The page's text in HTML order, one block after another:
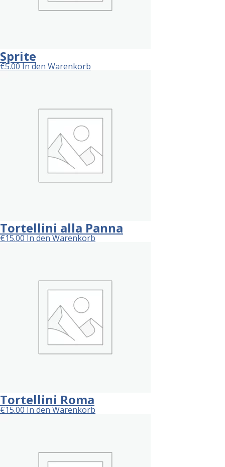
Sprite
€5.00In den Warenkorb
Tortellini alla Panna
€15.00In den Warenkorb
Tortellini Roma
€15.00In den Warenkorb